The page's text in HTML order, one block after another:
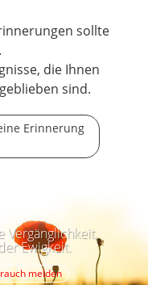
sollte
die Ihnen
sind.
Erinnerung
Vergänglichkeit,
Ewigkeit.
melden